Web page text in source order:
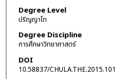
Degree Level
ปริญญาโท
Degree Discipline
การศึกษาวิทยาศาสตร์
DOI
10.58837/CHULA.THE.2015.101